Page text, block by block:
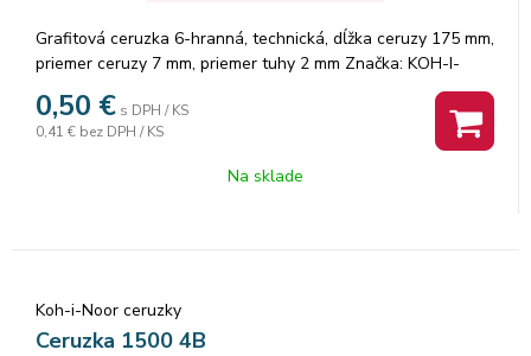
Grafitová ceruzka 6-hranná, technická, dĺžka ceruzy 175 mm,
priemer ceruzy 7 mm, priemer tuhy 2 mm Značka: KOH-I-
0,50 € s DPH / KS
0,41 € bez DPH / KS
Na sklade
Koh-i-Noor ceruzky
Ceruzka 1500 4B